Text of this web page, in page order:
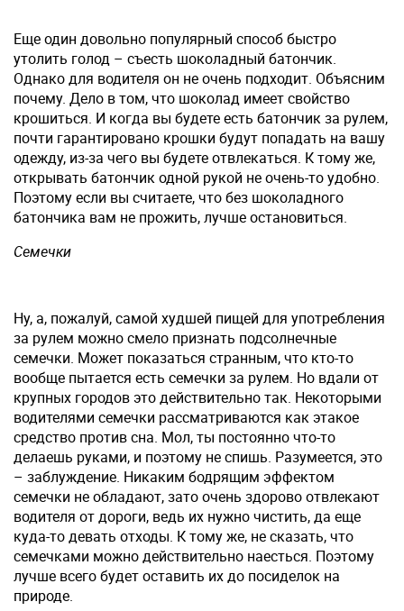
Еще один довольно популярный способ быстро
утолить голод – съесть шоколадный батончик.
Однако для водителя он не очень подходит. Объясним
почему. Дело в том, что шоколад имеет свойство
крошиться. И когда вы будете есть батончик за рулем,
почти гарантировано крошки будут попадать на вашу
одежду, из-за чего вы будете отвлекаться. К тому же,
открывать батончик одной рукой не очень-то удобно.
Поэтому если вы считаете, что без шоколадного
батончика вам не прожить, лучше остановиться.
Семечки
Ну, а, пожалуй, самой худшей пищей для употребления
за рулем можно смело признать подсолнечные
семечки. Может показаться странным, что кто-то
вообще пытается есть семечки за рулем. Но вдали от
крупных городов это действительно так. Некоторыми
водителями семечки рассматриваются как этакое
средство против сна. Мол, ты постоянно что-то
делаешь руками, и поэтому не спишь. Разумеется, это
– заблуждение. Никаким бодрящим эффектом
семечки не обладают, зато очень здорово отвлекают
водителя от дороги, ведь их нужно чистить, да еще
куда-то девать отходы. К тому же, не сказать, что
семечками можно действительно наесться. Поэтому
лучше всего будет оставить их до посиделок на
природе.